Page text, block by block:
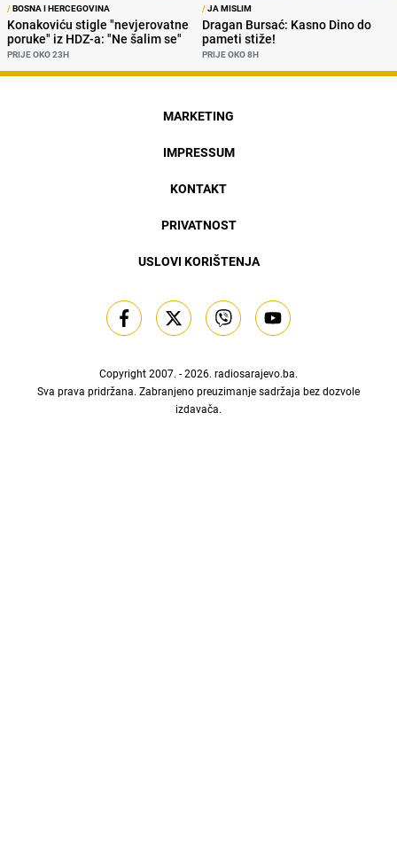
/BOSNA I HERCEGOVINA
Konakoviću stigle "nevjerovatne
poruke" iz HDZ-a: "Ne šalim se"
PRIJE OKO 23H
/JA MISLIM
Dragan Bursać: Kasno Dino do
pameti stiže!
PRIJE OKO 8H
MARKETING
IMPRESSUM
KONTAKT
PRIVATNOST
USLOVI KORIŠTENJA
Copyright 2007. - 2026. radiosarajevo.ba.
Sva prava pridržana. Zabranjeno preuzimanje sadržaja bez dozvole
izdavača.